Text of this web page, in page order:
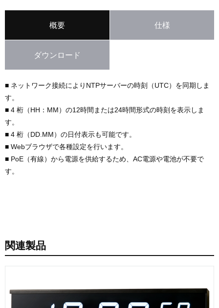
概要 仕様
ダウンロード
■ ネットワーク接続によりNTPサーバーの時刻（UTC）を同期しま
す。
■ 4 桁（HH：MM）の12時間または24時間形式の時刻を表示しま
す。
■ 4 桁（DD.MM）の日付表示も可能です。
■ Webブラウザで各種設定を行います。
■ PoE（有線）から電源を供給するため、AC電源や電池が不要で
す。
関連製品